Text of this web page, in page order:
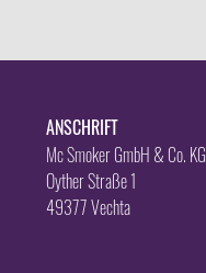
ANSCHRIFT
Mc Smoker GmbH & Co. KG
Oyther Straße 1
49377 Vechta